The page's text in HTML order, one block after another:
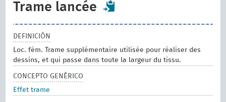
Trame lancée
DEFINICIÓN
Loc. fém. Trame supplémentaire utilisée pour réaliser des
dessins, et qui passe dans toute la largeur du tissu.
CONCEPTO GENÉRICO
Effet trame